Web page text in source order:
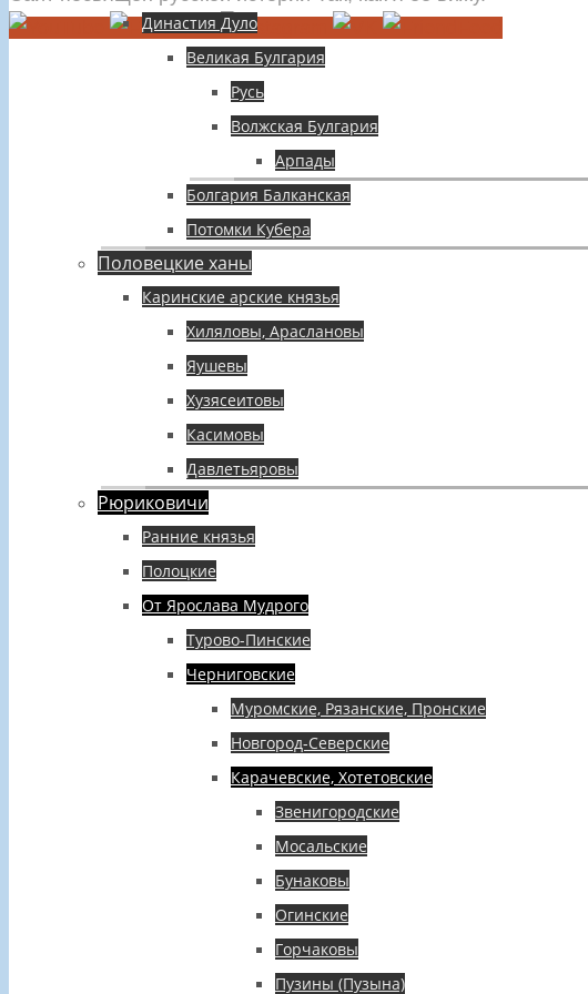
Династия Дуло
Великая Булгария
Русь
Волжская Булгария
Арпады
Болгария Балканская
Потомки Кубера
Половецкие ханы
Каринские арские князья
Хиляловы, Араслановы
Яушевы
Хузясеитовы
Касимовы
Давлетьяровы
Рюриковичи
Ранние князья
Полоцкие
От Ярослава Мудрого
Турово-Пинские
Черниговские
Муромские, Рязанские, Пронские
Новгород-Северские
Карачевские, Хотетовские
Звенигородские
Мосальские
Бунаковы
Огинские
Горчаковы
Пузины (Пузына)